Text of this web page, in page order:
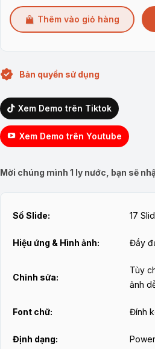
80.000₫.là:
Thêm vào giỏ hàng
Bản quyền sử dụng
Xem Demo trên Tiktok
Xem Demo trên Youtube
Mời chúng mình 1 ly nước, bạn sẽ
Số Slide: 17
Hiệu ứng & Hình ảnh: Đầy
Chỉnh sửa:
Tùy
ảnh
Font chữ: Đính
Định dạng: